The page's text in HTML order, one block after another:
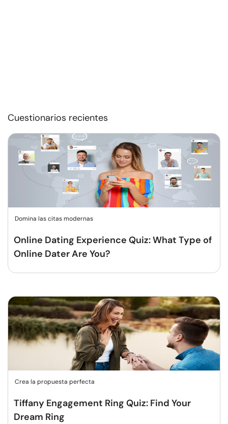
Cuestionarios recientes
Domina las citas modernas
Online Dating Experience Quiz: What Type of
Online Dater Are You?
Crea la propuesta perfecta
Tiffany Engagement Ring Quiz: Find Your
Dream Ring